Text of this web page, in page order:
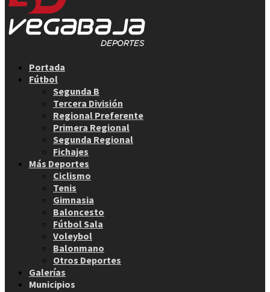
Portada
Fútbol
Segunda B
Tercera División
Regional Preferente
Primera Regional
Segunda Regional
Fichajes
Más Deportes
Ciclismo
Tenis
Gimnasia
Baloncesto
Fútbol Sala
Voleybol
Balonmano
Otros Deportes
Galerías
Municipios